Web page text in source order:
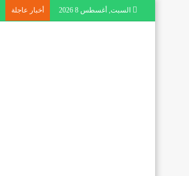
السبت, أغسطس 8 2026 أخبار عاجلة